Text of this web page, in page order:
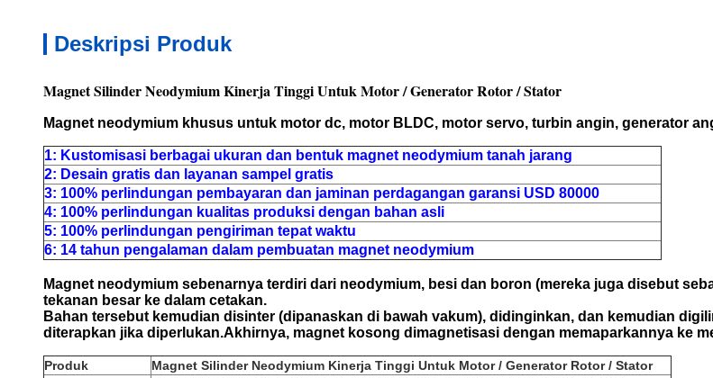
Deskripsi Produk
Magnet Silinder Neodymium Kinerja Tinggi Untuk Motor / Generator Rotor / Stator
Magnet neodymium khusus untuk motor dc, motor BLDC, motor servo, turbin angin, generator
1: Kustomisasi berbagai ukuran dan bentuk magnet neodymium tanah jarang
2: Desain gratis dan layanan sampel gratis
3: 100% perlindungan pembayaran dan jaminan perdagangan garansi USD 80000
4: 100% perlindungan kualitas produksi dengan bahan asli
5: 100% perlindungan pengiriman tepat waktu
6: 14 tahun pengalaman dalam pembuatan magnet neodymium
Magnet neodymium sebenarnya terdiri dari neodymium, besi dan boron (mereka juga disebut
tekanan besar ke dalam cetakan.
Bahan tersebut kemudian disinter (dipanaskan di bawah vakum), didinginkan, dan kemudian
diterapkan jika diperlukan.Akhirnya, magnet kosong dimagnetisasi dengan memaparkannya ke
Produk
Magnet Silinder Neodymium Kinerja Tinggi Untuk Motor / Generator Rotor / Stator